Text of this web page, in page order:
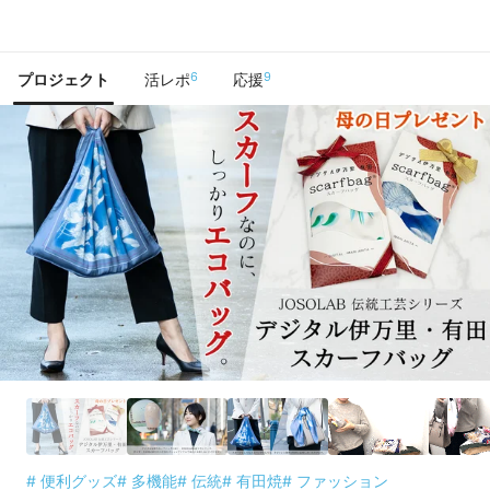
プロジェクト 活レポ6 応援9
# 便利グッズ# 多機能# 伝統# 有田焼# ファッション